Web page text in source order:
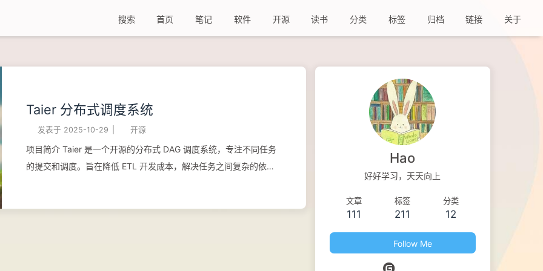
搜索 首页 笔记 软件 开源 读书 分类 标签 归档 链接 关于
Taier 分布式调度系统
发表于 2025-10-29 开源
项目简介 Taier 是一个开源的分布式 DAG 调度系统，专注不同任务
的提交和调度。旨在降低 ETL 开发成本，解决任务之间复杂的依赖
Hao
好好学习，天天向上
文章
111
标签
211
分类
12
Follow Me